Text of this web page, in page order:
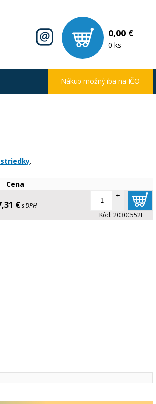
0,00 €
0 ks
.
Cena
€s DPH
+
-
Kód: 20300552E
Nákup možný iba na IČO